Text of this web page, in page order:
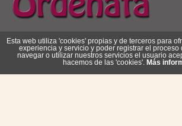
Esta web utiliza 'cookies' propias y de terceros para
experiencia y servicio y poder registrar el proceso
navegar o utilizar nuestros servicios el usuario
hacemos de las 'cookies'. Más